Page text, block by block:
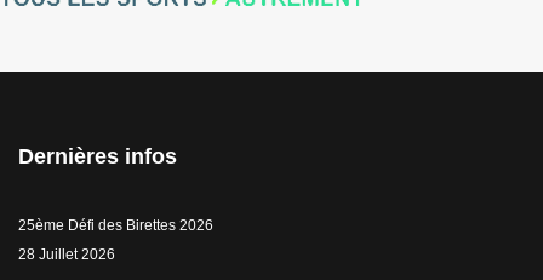
Dernières infos
25ème Défi des Birettes 2026
28 Juillet 2026